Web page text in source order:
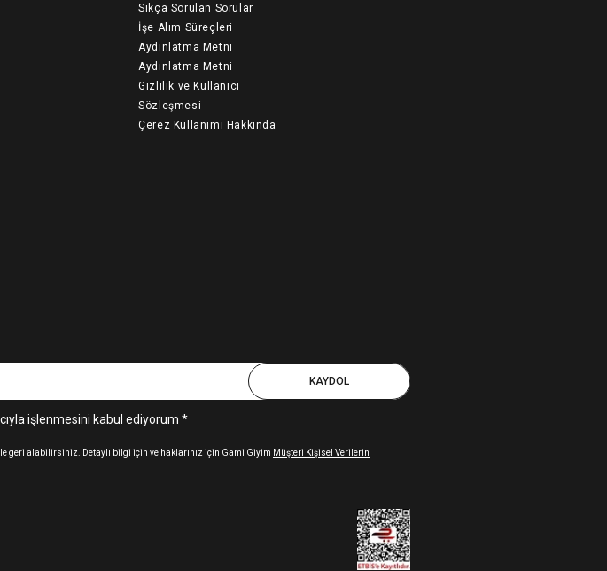
Sıkça Sorulan Sorular
İşe Alım Süreçleri
Aydınlatma Metni
Aydınlatma Metni
Gizlilik ve Kullanıcı
Sözleşmesi
Çerez Kullanımı Hakkında
KAYDOL
işlenmesini kabul ediyorum *
geri alabilirsiniz. Detaylı bilgi için ve haklarınız için Gami Giyim Müşteri Kişisel Verilerin